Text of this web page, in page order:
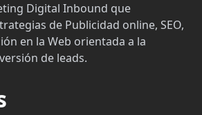
Digital Inbound que
de Publicidad online, SEO,
en la Web orientada a la
de leads.